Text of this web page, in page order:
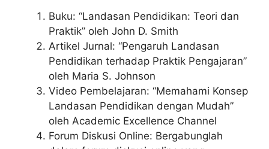
Buku: “Landasan Pendidikan: Teori dan
Praktik” oleh John D. Smith
Artikel Jurnal: “Pengaruh Landasan
Pendidikan terhadap Praktik Pengajaran”
oleh Maria S. Johnson
Video Pembelajaran: “Memahami Konsep
Landasan Pendidikan dengan Mudah”
oleh Academic Excellence Channel
Forum Diskusi Online: Bergabunglah